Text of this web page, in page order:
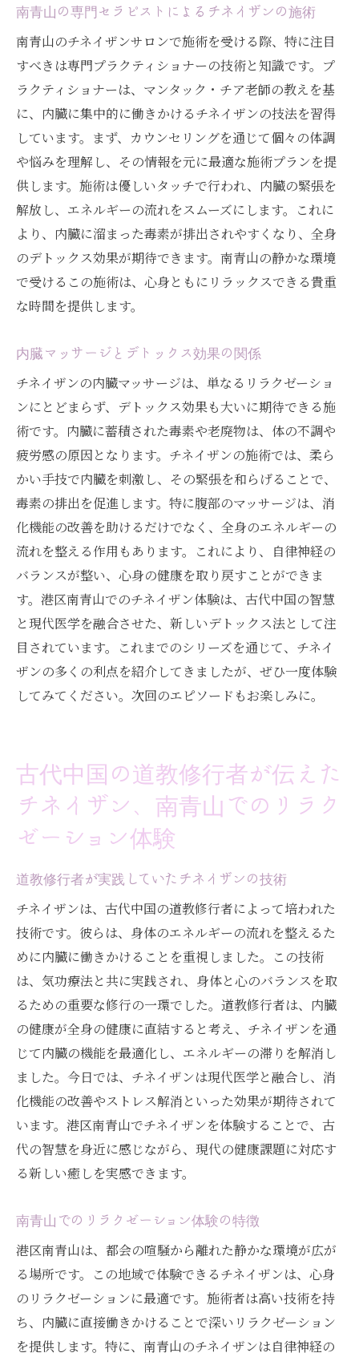
南青山の専門セラピストによるチネイザンの施術
南青山のチネイザンサロンで施術を受ける際、特に注目
すべきは専門プラクティショナーの技術と知識です。プ
ラクティショナーは、マンタック・チア老師の教えを基
に、内臓に集中的に働きかけるチネイザンの技法を習得
しています。まず、カウンセリングを通じて個々の体調
や悩みを理解し、その情報を元に最適な施術プランを提
供します。施術は優しいタッチで行われ、内臓の緊張を
解放し、エネルギーの流れをスムーズにします。これに
より、内臓に溜まった毒素が排出されやすくなり、全身
のデトックス効果が期待できます。南青山の静かな環境
で受けるこの施術は、心身ともにリラックスできる貴重
な時間を提供します。
内臓マッサージとデトックス効果の関係
チネイザンの内臓マッサージは、単なるリラクゼーショ
ンにとどまらず、デトックス効果も大いに期待できる施
術です。内臓に蓄積された毒素や老廃物は、体の不調や
疲労感の原因となります。チネイザンの施術では、柔ら
かい手技で内臓を刺激し、その緊張を和らげることで、
毒素の排出を促進します。特に腹部のマッサージは、消
化機能の改善を助けるだけでなく、全身のエネルギーの
流れを整える作用もあります。これにより、自律神経の
バランスが整い、心身の健康を取り戻すことができま
す。港区南青山でのチネイザン体験は、古代中国の智慧
と現代医学を融合させた、新しいデトックス法として注
目されています。これまでのシリーズを通じて、チネイ
ザンの多くの利点を紹介してきましたが、ぜひ一度体験
してみてください。次回のエピソードもお楽しみに。
古代中国の道教修行者が伝えた
チネイザン、南青山でのリラク
ゼーション体験
道教修行者が実践していたチネイザンの技術
チネイザンは、古代中国の道教修行者によって培われた
技術です。彼らは、身体のエネルギーの流れを整えるた
めに内臓に働きかけることを重視しました。この技術
は、気功療法と共に実践され、身体と心のバランスを取
るための重要な修行の一環でした。道教修行者は、内臓
の健康が全身の健康に直結すると考え、チネイザンを通
じて内臓の機能を最適化し、エネルギーの滞りを解消し
ました。今日では、チネイザンは現代医学と融合し、消
化機能の改善やストレス解消といった効果が期待されて
います。港区南青山でチネイザンを体験することで、古
代の智慧を身近に感じながら、現代の健康課題に対応す
る新しい癒しを実感できます。
南青山でのリラクゼーション体験の特徴
港区南青山は、都会の喧騒から離れた静かな環境が広が
る場所です。この地域で体験できるチネイザンは、心身
のリラクゼーションに最適です。施術者は高い技術を持
ち、内臓に直接働きかけることで深いリラクゼーション
を提供します。特に、南青山のチネイザンは自律神経の